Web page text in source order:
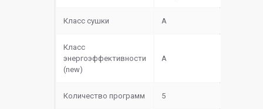
Класс сушки A
Класс
энергоэффективности
(new)
A
Количество программ 5